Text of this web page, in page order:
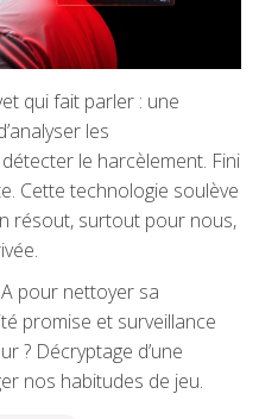
qui fait parler : une
les
le harcèlement. Fini
Cette technologie soulève
résout, surtout pour nous,
pour nettoyer sa
promise et surveillance
? Décryptage d’une
nos habitudes de jeu.